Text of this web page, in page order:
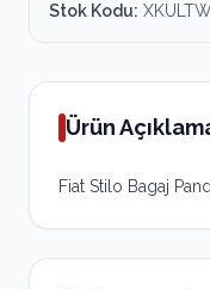
Stok Kodu:
Ürün
Fiat Stilo Bagaj